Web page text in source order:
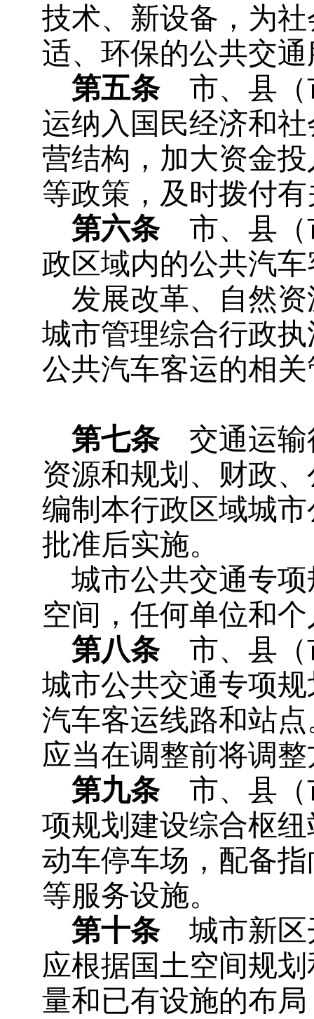
技术、新设备，为
适、环保的公共交
第五条市、县（
运纳入国民经济和
营结构，加大资金
等政策，及时拨付
第六条市、县（
政区域内的公共汽
发展改革、自然
城市管理综合行政
公共汽车客运的相
第七条交通运输
资源和规划、财政
编制本行政区域城
批准后实施。
城市公共交通专
空间，任何单位和
第八条市、县（
城市公共交通专项
汽车客运线路和站
应当在调整前将调
第九条市、县（
项规划建设综合枢
动车停车场，配备
等服务设施。
第十条城市新区
应根据国土空间规
量和已有设施的布